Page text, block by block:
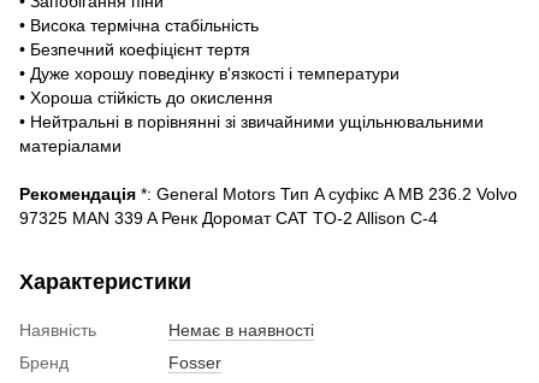
• Висока термічна стабільність
• Безпечний коефіцієнт тертя
• Дуже хорошу поведінку в'язкості і температури
• Хороша стійкість до окислення
• Нейтральні в порівнянні зі звичайними ущільнювальними
матеріалами
Рекомендація *: General Motors Тип A суфікс A MB 236.2 Volvo
97325 MAN 339 A Ренк Доромат CAT TO-2 Allison C-4
Характеристики
Наявність
Немає в наявності
Бренд
Fosser